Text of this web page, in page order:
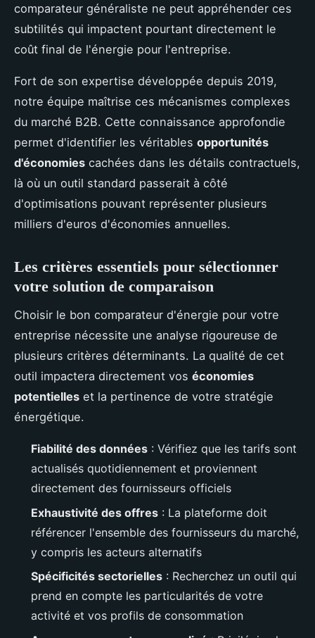
comparateur généraliste ne peut appréhender ces
subtilités qui impactent pourtant directement le
coût final de l'énergie pour l'entreprise.
Fort de son expertise développée depuis 2019,
notre équipe maîtrise ces mécanismes complexes
du marché B2B. Cette connaissance approfondie
permet d'identifier les véritables opportunités
d'économies cachées dans les détails contractuels,
là où un outil standard passerait à côté
d'optimisations pouvant représenter plusieurs
milliers d'euros d'économies annuelles.
Les critères essentiels pour sélectionner
votre solution de comparaison
Choisir le bon comparateur d'énergie pour votre
entreprise nécessite une analyse rigoureuse de
plusieurs critères déterminants. La qualité de cet
outil impactera directement vos économies
potentielles et la pertinence de votre stratégie
énergétique.
Fiabilité des données : Vérifiez que les tarifs sont
actualisés quotidiennement et proviennent
directement des fournisseurs officiels
Exhaustivité des offres : La plateforme doit
référencer l'ensemble des fournisseurs du marché,
y compris les acteurs alternatifs
Spécificités sectorielles : Recherchez un outil qui
prend en compte les particularités de votre
activité et vos profils de consommation